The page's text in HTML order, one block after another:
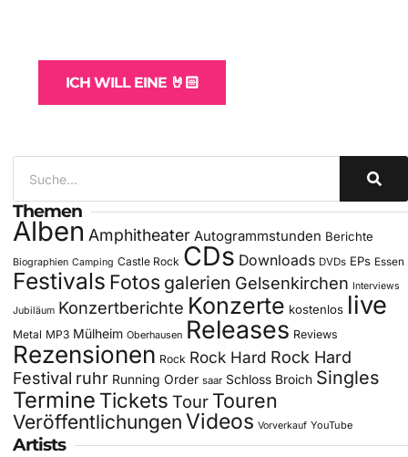
ICH WILL EINE 🤘🏻
Themen
Alben Amphitheater Autogrammstunden Berichte
Biographien Camping Castle Rock CDs Downloads DVDs EPs Essen
Festivals Fotos galerien Gelsenkirchen Interviews
Jubiläum Konzertberichte Konzerte kostenlos live
Metal MP3 Mülheim Oberhausen Releases Reviews
Rezensionen Rock Rock Hard Rock Hard
Festival ruhr Running Order saar Schloss Broich Singles
Termine Tickets Tour Touren
Veröffentlichungen Videos Vorverkauf YouTube
Artists